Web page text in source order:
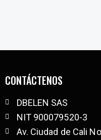
CONTÁCTENOS
DBELEN SAS
NIT 900079520-3
Av. Ciudad de Cali